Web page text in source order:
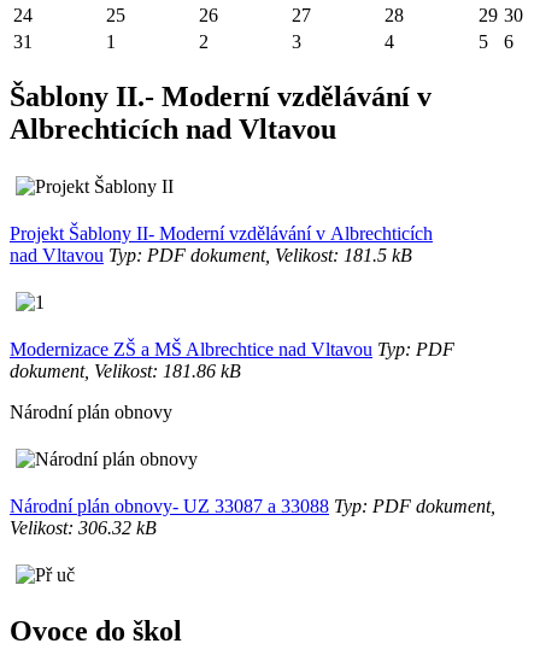
24 25 26 27 28 29 30
31
1 2 3 4 5 6
Šablony II.- Moderní vzdělávání v
Albrechticích nad Vltavou
Projekt Šablony II- Moderní vzdělávání v Albrechticích
nad Vltavou Typ: PDF dokument, Velikost: 181.5 kB
Modernizace ZŠ a MŠ Albrechtice nad Vltavou Typ: PDF
dokument, Velikost: 181.86 kB
Národní plán obnovy
Národní plán obnovy- UZ 33087 a 33088 Typ: PDF dokument,
Velikost: 306.32 kB
Ovoce do škol